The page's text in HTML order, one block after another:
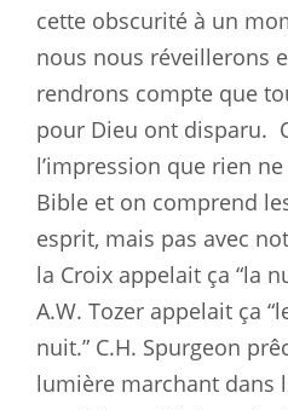
cette obscurité à un
nous nous réveillerons
rendrons compte que
pour Dieu ont disparu.
l’impression que rien
Bible et on comprend
esprit, mais pas avec
la Croix appelait ça “la
A.W. Tozer appelait ça
nuit.” C.H. Spurgeon
lumière marchant dans